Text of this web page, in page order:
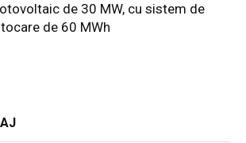
de 30 MW, cu sistem de
de 60 MWh